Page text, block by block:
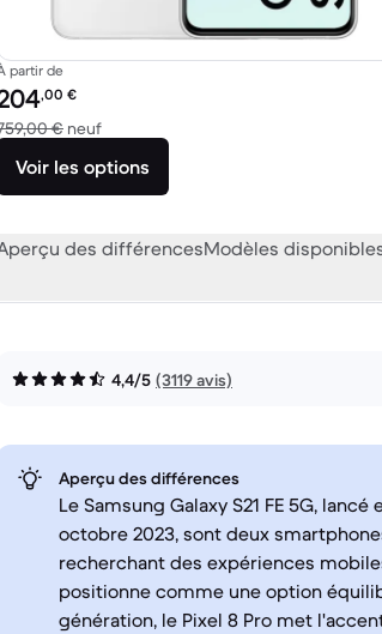
partir de
reconditionné :
,00 €
€ neufcontre 759,00 € neuf
Voir les options
des différencesModèles
4,4/5 (3119 avis)
Aperçu des différences
Le Samsung Galaxy S21 FE 5G,
octobre 2023, sont deux
recherchant des expériences
positionne comme une option
génération, le Pixel 8 Pro met